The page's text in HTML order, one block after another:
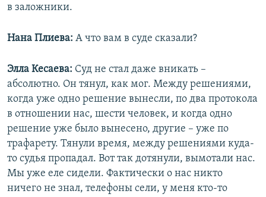
в заложники.
Нана Плиева: А что вам в суде сказали?
Элла Кесаева: Суд не стал даже вникать –
абсолютно. Он тянул, как мог. Между решениями,
когда уже одно решение вынесли, по два протокола
в отношении нас, шести человек, и когда одно
решение уже было вынесено, другие – уже по
трафарету. Тянули время, между решениями куда-
то судья пропадал. Вот так дотянули, вымотали нас.
Мы уже еле сидели. Фактически о нас никто
ничего не знал, телефоны сели, у меня кто-то